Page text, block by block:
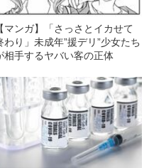
【マンガ】「さっさとイカせて
わり」未成年”援デリ”少女たち
相手するヤバい客の正体